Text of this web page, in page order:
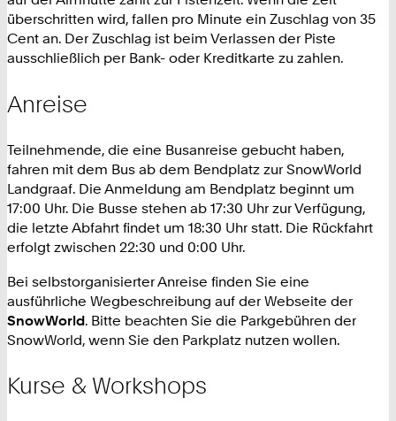
überschritten wird, fallen pro Minute ein Zuschlag von 35
Cent an. Der Zuschlag ist beim Verlassen der Piste
ausschließlich per Bank- oder Kreditkarte zu zahlen.
Anreise
Teilnehmende, die eine Busanreise gebucht haben,
fahren mit dem Bus ab dem Bendplatz zur SnowWorld
Landgraaf. Die Anmeldung am Bendplatz beginnt um
17:00 Uhr. Die Busse stehen ab 17:30 Uhr zur Verfügung,
die letzte Abfahrt findet um 18:30 Uhr statt. Die Rückfahrt
erfolgt zwischen 22:30 und 0:00 Uhr.
Bei selbstorganisierter Anreise finden Sie eine
ausführliche Wegbeschreibung auf der Webseite der
SnowWorld. Bitte beachten Sie die Parkgebühren der
SnowWorld, wenn Sie den Parkplatz nutzen wollen.
Kurse & Workshops